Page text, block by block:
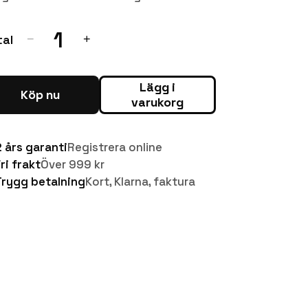
− 1 +
Köp nu
Lägg i
varukorg
års garantiRegistrera online
fraktÖver 999 kr
betalningKort, Klarna, faktura